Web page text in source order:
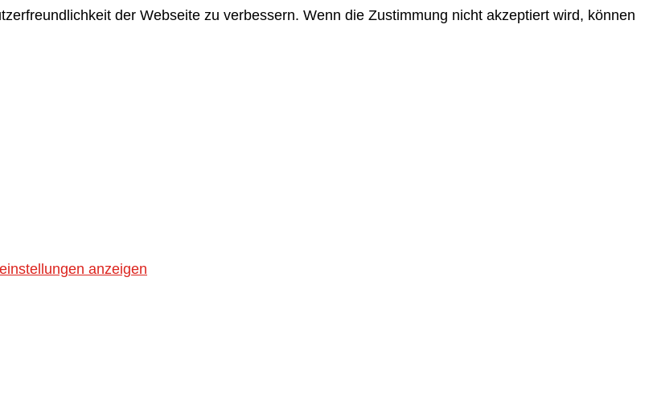
der Webseite zu verbessern. Wenn die Zustimmung nicht akzeptiert wird, können
anzeigen